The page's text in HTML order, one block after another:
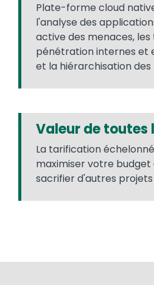
Plate-forme cloud
l'analyse des
active des menaces, les
pénétration internes et
et la hiérarchisation
Valeur de toutes
La tarification
maximiser votre budget
sacrifier d'autres projets